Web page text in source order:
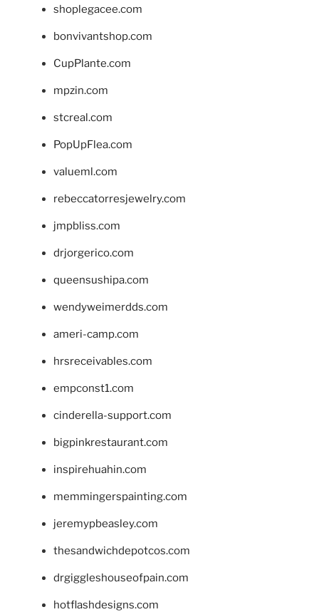
shoplegacee.com
bonvivantshop.com
CupPlante.com
mpzin.com
stcreal.com
PopUpFlea.com
valueml.com
rebeccatorresjewelry.com
jmpbliss.com
drjorgerico.com
queensushipa.com
wendyweimerdds.com
ameri-camp.com
hrsreceivables.com
empconst1.com
cinderella-support.com
bigpinkrestaurant.com
inspirehuahin.com
memmingerspainting.com
jeremypbeasley.com
thesandwichdepotcos.com
drgiggleshouseofpain.com
hotflashdesigns.com